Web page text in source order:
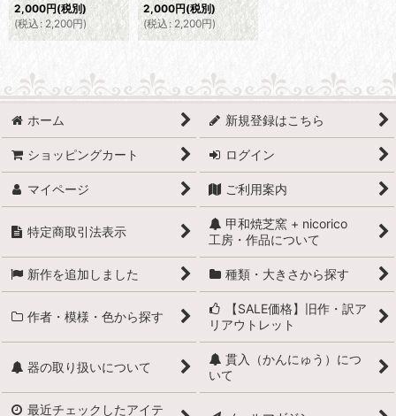
2,000円(税別)
(税込: 2,200円)
2,000円(税別)
(税込 : 2,200円)
ホーム 新規登録はこちら
ショッピングカート ログイン
マイページ ご利用案内
特定商取引法表示
甲和焼芝窯 + nicorico
工房・作品について
新作を追加しました 種類・大きさから探す
作者・模様・色から探す
【SALE価格】旧作・訳ア
リアウトレット
器の取り扱いについて
貫入（かんにゅう）につ
いて
最近チェックしたアイテ